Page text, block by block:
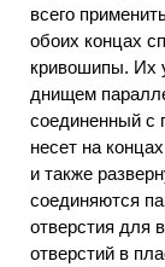
всего
обоих концах
кривошипы. Их
днищем
соединенный с
несет на
и также
соединяются
отверстия для
отверстий в